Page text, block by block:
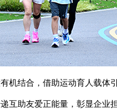
机结合，借助运动育人载
互助友爱正能量，彰显企业